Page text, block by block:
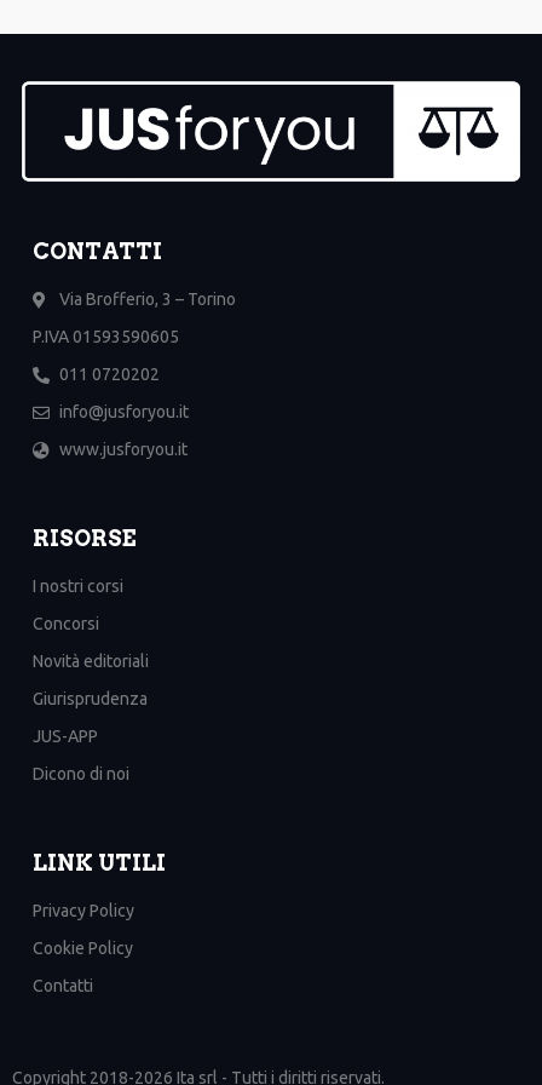
CONTATTI
Via Brofferio, 3 – Torino
P.IVA 01593590605
011 0720202
info@jusforyou.it
www.jusforyou.it
RISORSE
I nostri corsi
Concorsi
Novità editoriali
Giurisprudenza
JUS-APP
Dicono di noi
LINK UTILI
Privacy Policy
Cookie Policy
Contatti
Copyright 2018-2026 Ita srl - Tutti i diritti riservati.